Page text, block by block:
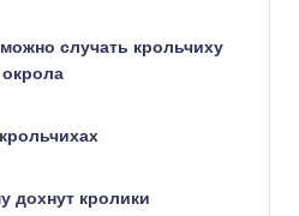
случать крольчиху
дохнут кролики